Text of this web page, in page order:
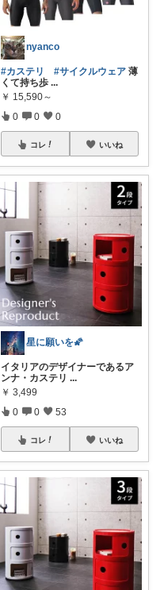
nyanco
#カステリ #サイクルウェア 薄
くて持ち歩 ...
￥ 15,590～
0 0 0
コレ いいね
星に願いを🌠
イタリアのデザイナーであるア
ンナ・カステリ ...
￥ 3,499
0 0 53
コレ いいね